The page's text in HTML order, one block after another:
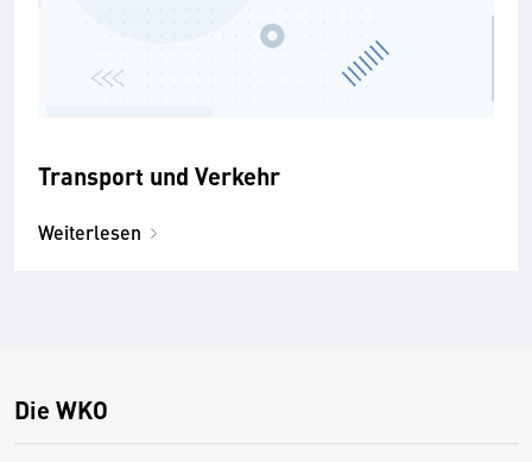
Transport und Verkehr
Weiterlesen
Die WKO